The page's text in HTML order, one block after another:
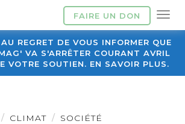
FAIRE UN DON
REGRET DE VOUS INFORMER QUE
VA S'ARRÊTER COURANT AVRIL
VOTRE SOUTIEN. EN SAVOIR PLUS.
CLIMAT SOCIÉTÉ